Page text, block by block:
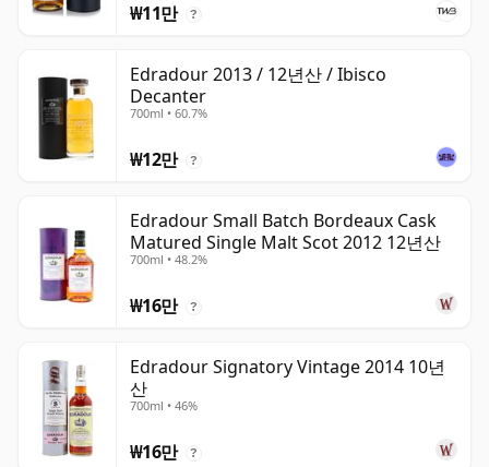
₩11만 ?
Edradour 2013 / 12년산 / Ibisco
Decanter
700ml • 60.7%
₩12만 ?
Edradour Small Batch Bordeaux Cask
Matured Single Malt Scot 2012 12년산
700ml • 48.2%
₩16만 ?
Edradour Signatory Vintage 2014 10년
산
700ml • 46%
₩16만 ?